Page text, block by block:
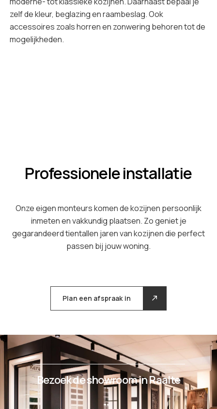
zelf de kleur, beglazing en raambeslag. Ook
accessoires zoals horren en zonwering behoren tot de
mogelijkheden.
Professionele installatie
Onze eigen monteurs komen de kozijnen persoonlijk
inmeten en vakkundig plaatsen. Zo geniet je
gegarandeerd tientallen jaren van kozijnen die perfect
passen bij jouw woning.
Plan een afspraak in
Bezoek de showroom in Raalte